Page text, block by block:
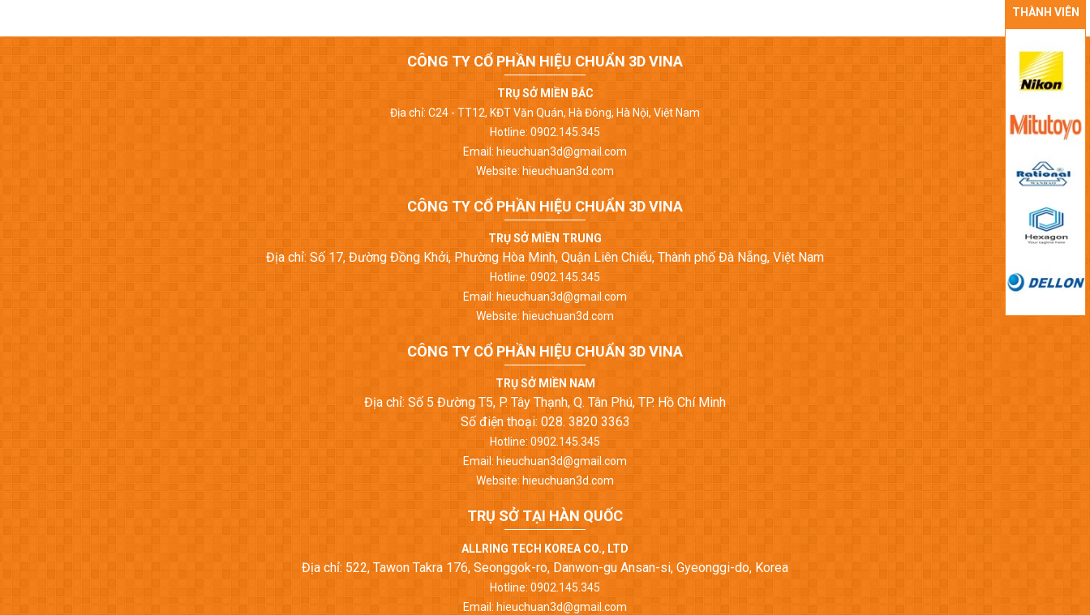
THÀNH VIÊN
CÔNG TY CỔ PHẦN HIỆU CHUẨN 3D VINA
TRỤ SỞ MIỀN BẮC
Địa chỉ: C24 - TT12, KĐT Văn Quán, Hà Đông, Hà Nội, Việt Nam
Hotline: 0902.145.345
Email: hieuchuan3d@gmail.com
Website: hieuchuan3d.com
CÔNG TY CỔ PHẦN HIỆU CHUẨN 3D VINA
TRỤ SỞ MIỀN TRUNG
Địa chỉ: Số 17, Đường Đồng Khởi, Phường Hòa Minh, Quận Liên Chiểu, Thành phố Đà Nẵng, Việt Nam
Hotline: 0902.145.345
Email: hieuchuan3d@gmail.com
Website: hieuchuan3d.com
CÔNG TY CỔ PHẦN HIỆU CHUẨN 3D VINA
TRỤ SỞ MIỀN NAM
Địa chỉ: Số 5 Đường T5, P. Tây Thạnh, Q. Tân Phú, TP. Hồ Chí Minh
Số điện thoại: 028. 3820 3363
Hotline: 0902.145.345
Email: hieuchuan3d@gmail.com
Website: hieuchuan3d.com
TRỤ SỞ TẠI HÀN QUỐC
ALLRING TECH KOREA CO., LTD
Địa chỉ: 522, Tawon Takra 176, Seonggok-ro, Danwon-gu Ansan-si, Gyeonggi-do, Korea
Hotline: 0902.145.345
Email: hieuchuan3d@gmail.com